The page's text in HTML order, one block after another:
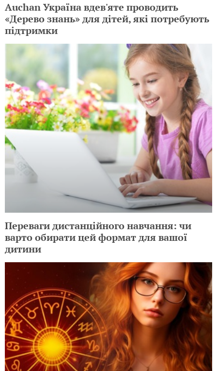
Auchan Україна вдев'яте проводить
«Дерево знань» для дітей, які потребують
підтримки
Переваги дистанційного навчання: чи
варто обирати цей формат для вашої
дитини